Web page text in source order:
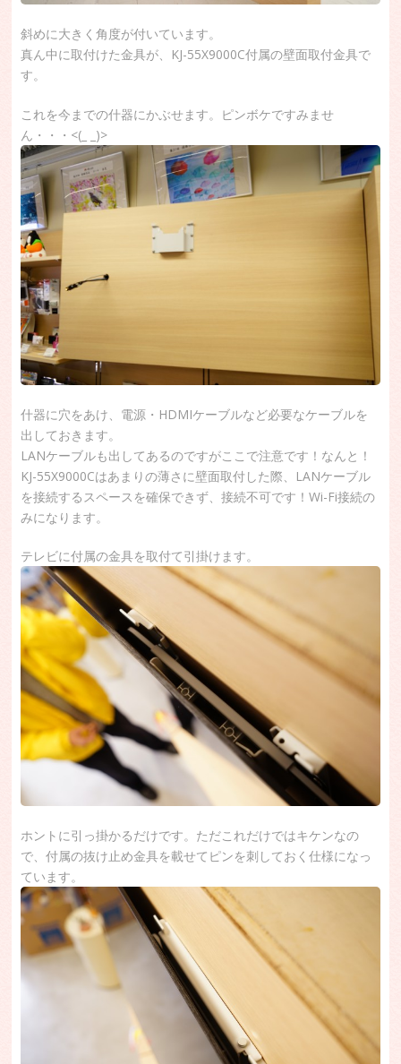
斜めに大きく角度が付いています。
真ん中に取付けた金具が、KJ-55X9000C付属の壁面取付金具で
す。
これを今までの什器にかぶせます。ピンボケですみませ
ん・・・<(_ _)>
什器に穴をあけ、電源・HDMIケーブルなど必要なケーブルを
出しておきます。
LANケーブルも出してあるのですがここで注意です！なんと！
KJ-55X9000Cはあまりの薄さに壁面取付した際、LANケーブル
を接続するスペースを確保できず、接続不可です！Wi-Fi接続の
みになります。
テレビに付属の金具を取付て引掛けます。
ホントに引っ掛かるだけです。ただこれだけではキケンなの
で、付属の抜け止め金具を載せてピンを刺しておく仕様になっ
ています。